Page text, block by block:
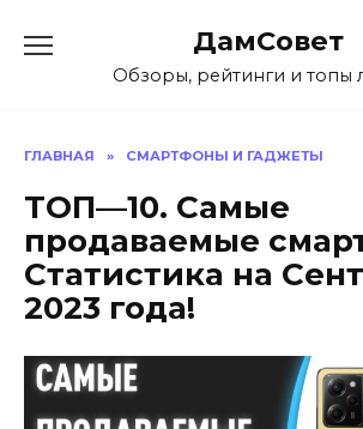
содержанию
ДамСовет
Обзоры, рейтинги и топы
ГЛАВНАЯ » СМАРТФОНЫ И ГАДЖЕТЫ
ТОП—10. Самые
продаваемые
Статистика на
2023 года!